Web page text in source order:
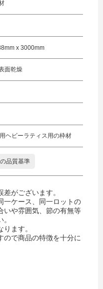
x 3000mm
面乾燥
ヘビーラティス用の枠材
品質基準
がございます。
一ケース、同一ロットの
いや雰囲気、節の有無等
ます。
で商品の特徴を十分に